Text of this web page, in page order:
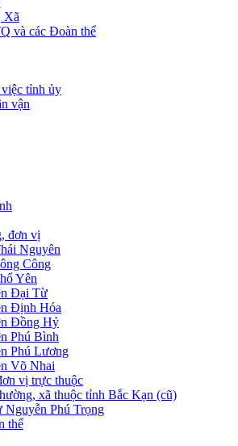
Xã
và các Đoàn thể
tỉnh ủy
vận
đơn vị
Nguyên
Công
Yên
Đại Từ
Định Hóa
Đồng Hỷ
Phú Bình
Phú Lương
Võ Nhai
vị trực thuộc
xã thuộc tỉnh Bắc Kạn (cũ)
Nguyễn Phú Trọng
thể